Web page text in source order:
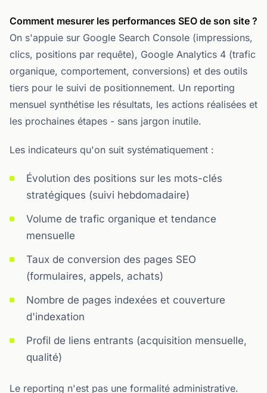
Comment mesurer les performances SEO de son site ?
On s'appuie sur Google Search Console (impressions,
clics, positions par requête), Google Analytics 4 (trafic
organique, comportement, conversions) et des outils
tiers pour le suivi de positionnement. Un reporting
mensuel synthétise les résultats, les actions réalisées et
les prochaines étapes - sans jargon inutile.
Les indicateurs qu'on suit systématiquement :
Évolution des positions sur les mots-clés
stratégiques (suivi hebdomadaire)
Volume de trafic organique et tendance
mensuelle
Taux de conversion des pages SEO
(formulaires, appels, achats)
Nombre de pages indexées et couverture
d'indexation
Profil de liens entrants (acquisition mensuelle,
qualité)
Le reporting n'est pas une formalité administrative.